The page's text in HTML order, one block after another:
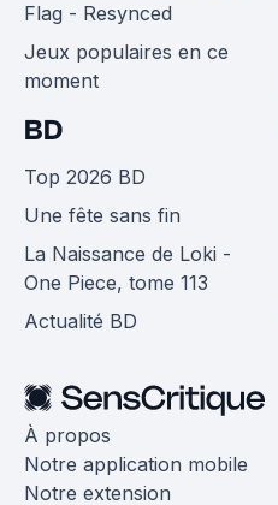
Flag - Resynced
Jeux populaires en ce
moment
BD
Top 2026 BD
Une fête sans fin
La Naissance de Loki -
One Piece, tome 113
Actualité BD
À propos
Notre application mobile
Notre extension